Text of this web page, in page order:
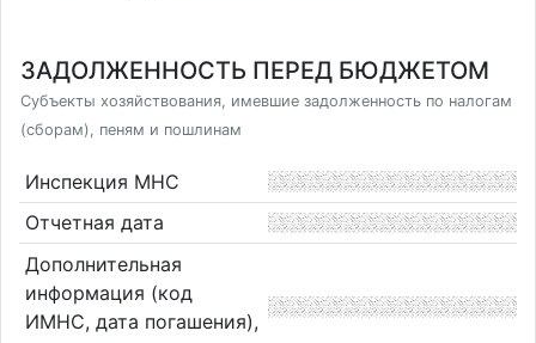
ЗАДОЛЖЕННОСТЬ ПЕРЕД БЮДЖЕТОМ
Субъекты хозяйствования, имевшие задолженность по налогам
(сборам), пеням и пошлинам
Инспекция МНС
Отчетная дата
Дополнительная
информация (код
ИМНС, дата погашения),